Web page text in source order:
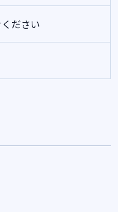
ださい